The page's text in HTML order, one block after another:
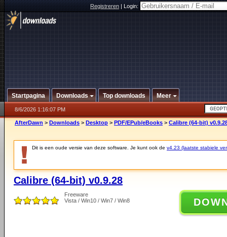
Registreren|Login:
Startpagina Downloads Top downloads Meer
8/6/2026 1:16:07 PM
AfterDawn > Downloads > Desktop > PDF/EPub/eBooks > Calibre (64-bit)
Dit is een oude versie van deze software. Je kunt ook de v4.23 (laatste stabiele
Calibre (64-bit) v0.9.28
Freeware
Vista / Win10 / Win7 / Win8